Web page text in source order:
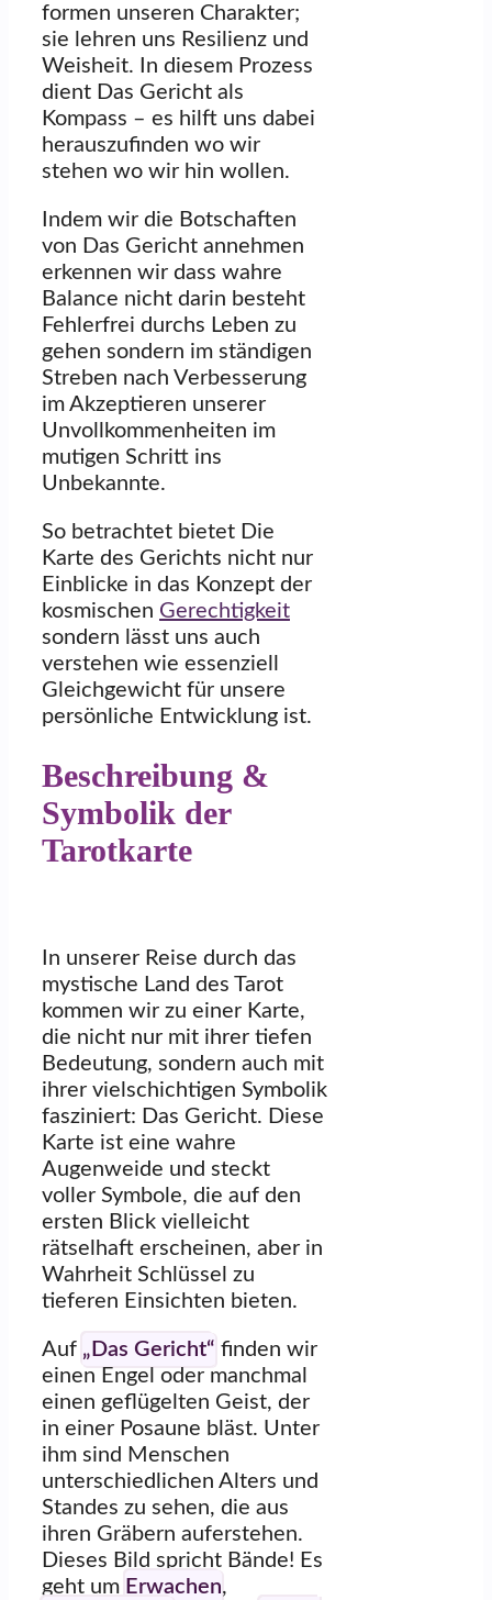
formen unseren Charakter;
sie lehren uns Resilienz und
Weisheit. In diesem Prozess
dient Das Gericht als
Kompass – es hilft uns dabei
herauszufinden wo wir
stehen wo wir hin wollen.
Indem wir die Botschaften
von Das Gericht annehmen
erkennen wir dass wahre
Balance nicht darin besteht
Fehlerfrei durchs Leben zu
gehen sondern im ständigen
Streben nach Verbesserung
im Akzeptieren unserer
Unvollkommenheiten im
mutigen Schritt ins
Unbekannte.
So betrachtet bietet Die
Karte des Gerichts nicht nur
Einblicke in das Konzept der
kosmischen Gerechtigkeit
sondern lässt uns auch
verstehen wie essenziell
Gleichgewicht für unsere
persönliche Entwicklung ist.
Beschreibung &
Symbolik der
Tarotkarte
In unserer Reise durch das
mystische Land des Tarot
kommen wir zu einer Karte,
die nicht nur mit ihrer tiefen
Bedeutung, sondern auch mit
ihrer vielschichtigen Symbolik
fasziniert: Das Gericht. Diese
Karte ist eine wahre
Augenweide und steckt
voller Symbole, die auf den
ersten Blick vielleicht
rätselhaft erscheinen, aber in
Wahrheit Schlüssel zu
tieferen Einsichten bieten.
Auf „Das Gericht“ finden wir
einen Engel oder manchmal
einen geflügelten Geist, der
in einer Posaune bläst. Unter
ihm sind Menschen
unterschiedlichen Alters und
Standes zu sehen, die aus
ihren Gräbern auferstehen.
Dieses Bild spricht Bände! Es
geht um Erwachen,